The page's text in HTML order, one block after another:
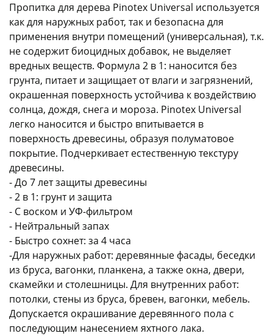
Пропитка для дерева Pinotex Universal используется
как для наружных работ, так и безопасна для
применения внутри помещений (универсальная), т.к.
не содержит биоцидных добавок, не выделяет
вредных веществ. Формула 2 в 1: наносится без
грунта, питает и защищает от влаги и загрязнений,
окрашенная поверхность устойчива к воздействию
солнца, дождя, снега и мороза. Pinotex Universal
легко наносится и быстро впитывается в
поверхность древесины, образуя полуматовое
покрытие. Подчеркивает естественную текстуру
древесины.
- До 7 лет защиты древесины
- 2 в 1: грунт и защита
- С воском и УФ-фильтром
- Нейтральный запах
- Быстро сохнет: за 4 часа
-Для наружных работ: деревянные фасады, беседки
из бруса, вагонки, планкена, а также окна, двери,
скамейки и столешницы. Для внутренних работ:
потолки, стены из бруса, бревен, вагонки, мебель.
Допускается окрашивание деревянного пола с
последующим нанесением яхтного лака.